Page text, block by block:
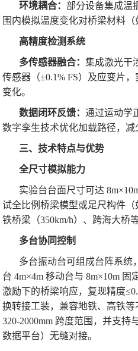
环境耦合：部分设备集成温
围内模拟温度变化对桥梁材料
高精度检测系统
多传感器融合：集成激光干
传感器（±0.1% FS）及应变片
变化。
数据闭环反馈：通过运动学
数字孪生技术优化加载路径，减
三、技术特点与优势
全尺寸模拟能力
实验台台面尺寸可达
试全比例桥梁模型或足尺构件（
铁桥梁（350km/h）、跨海大桥
多台协同控制
多台振动台可组成台阵系统
台 4m×4m 移动台与 8m×10m
激励下的桥梁响应，复现精度
换转接工装，兼容地铁、高铁
320-2000mm 跨度范围，并支持
数据平台）无缝对接。